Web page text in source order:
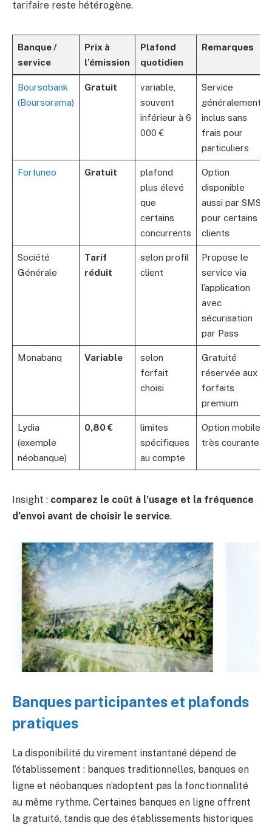
tarifaire reste hétérogène.
Banque /
service
Prix à
l’émission
Plafond
quotidien
Remarques
Boursobank
(Boursorama)
Gratuit
variable,
souvent
inférieur à 6
000 €
Service
généralement
inclus sans
frais pour
particuliers
Fortuneo Gratuit
plafond
plus élevé
que
certains
concurrents
Option
disponible
aussi par SMS
pour certains
clients
Société
Générale
Tarif
réduit
selon profil
client
Propose le
service via
l’application
avec
sécurisation
par Pass
Monabanq Variable
selon
forfait
choisi
Gratuité
réservée aux
forfaits
premium
Lydia
(exemple
néobanque)
0,80 €
limites
spécifiques
au compte
Option mobile
très courante
Insight : comparez le coût à l’usage et la fréquence
d’envoi avant de choisir le service.
Banques participantes et plafonds
pratiques
La disponibilité du virement instantané dépend de
l’établissement : banques traditionnelles, banques en
ligne et néobanques n’adoptent pas la fonctionnalité
au même rythme. Certaines banques en ligne offrent
la gratuité, tandis que des établissements historiques